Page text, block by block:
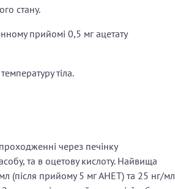
стану.
прийомі 0,5 мг ацетату
тіла.
через печінку
та в оцетову кислоту. Найвища
(після прийому 5 мг АНЕТ) та 25 нг/мл